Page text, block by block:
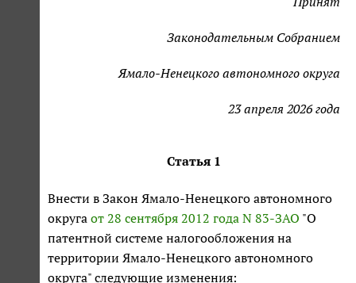
Законодательным Собранием
Ямало-Ненецкого автономного округа
23 апреля 2026 года
Статья 1
Внести в Закон Ямало-Ненецкого автономного
округа от 28 сентября 2012 года N 83-ЗАО "О
патентной системе налогообложения на
территории Ямало-Ненецкого автономного
округа" следующие изменения: